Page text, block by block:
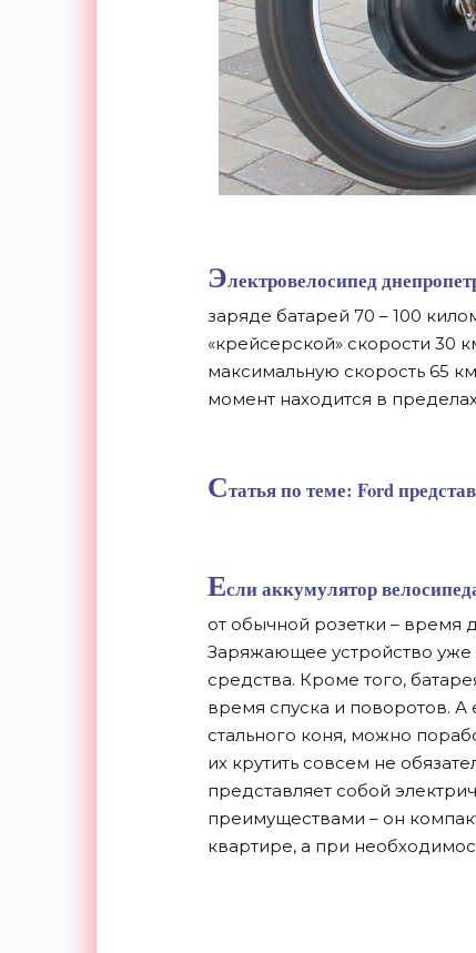
Электровелосипед
заряде батарей 70 – 100
«крейсерской» скорости 30
максимальную скорость 65
момент находится в
Статья по теме: Ford
Если аккумулятор
от обычной розетки – время
Заряжающее устройство уже
средства. Кроме того,
время спуска и поворотов. А
стального коня, можно
их крутить совсем не
представляет собой
преимуществами – он
квартире, а при